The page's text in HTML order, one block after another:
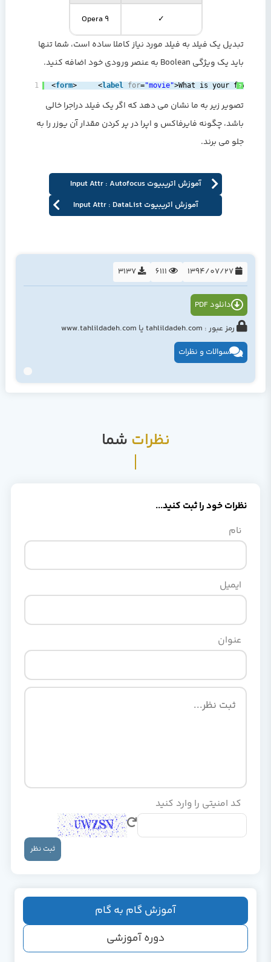
آموزش گام به گام
دوره آموزشی
✓
Opera 9
تبدیل یک فیلد به فیلد مورد نیاز کاملا ساده است، شما تنها
باید یک ویژگی Boolean به عنصر ورودی خود اضافه کنید.
?
1 ‎<form>     ‎<label for="movie">What is your favorite
تصویر زیر به ما نشان می دهد که اگر یک فیلد دراجرا خالی
باشد، چگونه فایرفاکس و اپرا در پر کردن مقدار آن یوزر را به
جلو می برند.
آموزش اتریبیوت Input Attr : Autofocus
آموزش اتریبیوت Input Attr : DataList
1394/07/27
3137
دانلود PDF
رمز عبور : tahlildadeh.com یا www.tahlildadeh.com
سوالات و نظرات
نظرات شما
نظرات خود را ثبت کنید...
نام
ایمیل
عنوان
کد امنیتی را وارد کنید
ثبت نظر